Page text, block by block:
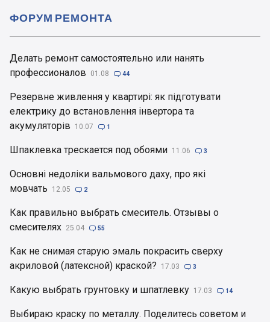
Делать ремонт самостоятельно или нанять
профессионалов
01.08  44
Резервне живлення у квартирі: як підготувати
електрику до встановлення інвертора та
акумуляторів
10.07  1
Шпаклевка трескается под обоями 11.06  3
Основні недоліки вальмового даху, про які
мовчать
12.05  2
Как правильно выбрать смеситель. Отзывы о
смесителях 25.04  55
Как не снимая старую эмаль покрасить сверху
акриловой (латексной) краской?
17.03  3
Какую выбрать грунтовку и шпатлевку 17.03  14
Выбираю краску по металлу. Поделитесь советом и
ФОРУМ РЕМОНТА